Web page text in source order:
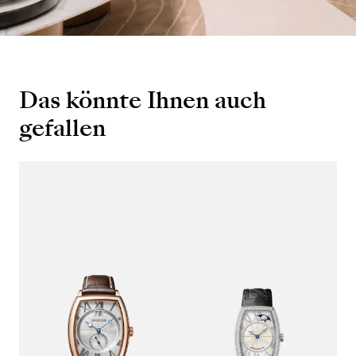
Das könnte Ihnen auch
gefallen